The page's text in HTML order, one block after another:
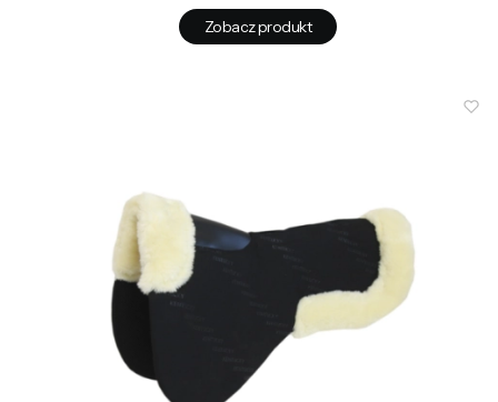
Zobacz produkt